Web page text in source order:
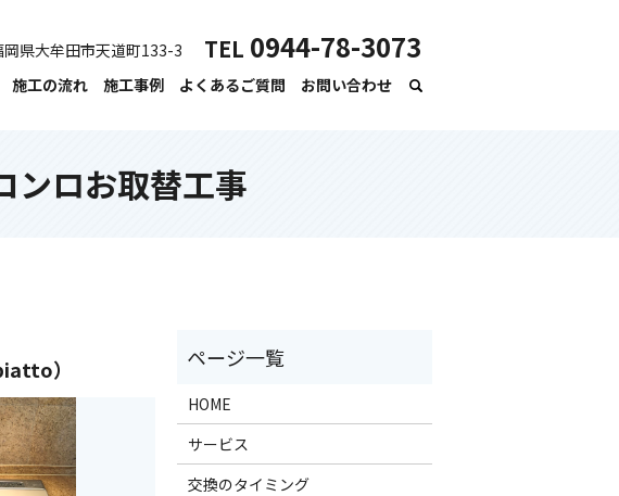
施工の流れ 施工事例 よくあるご質問 お問い合わせ
県大牟田市天道町133-3 TEL 0944-78-3073
ロお取替工事
）
HOME
サービス
交換のタイミング